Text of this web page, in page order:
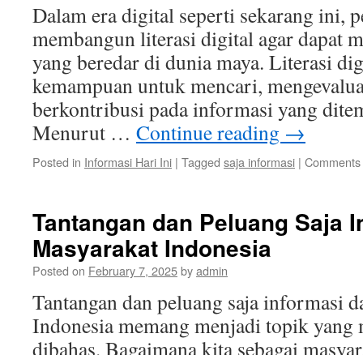
Dalam era digital seperti sekarang ini,
membangun literasi digital agar dapat
yang beredar di dunia maya. Literasi
kemampuan untuk mencari,
berkontribusi pada informasi yang
Menurut … Continue reading →
Posted in Informasi Hari Ini | Tagged saja informasi |
Tantangan dan Peluang Saja
Masyarakat Indonesia
Posted on February 7, 2025byadmin
Tantangan dan peluang saja informasi
Indonesia memang menjadi topik
dibahas. Bagaimana kita sebagai